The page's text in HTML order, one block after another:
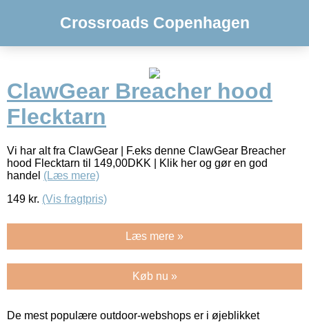
Crossroads Copenhagen
ClawGear Breacher hood
Flecktarn
Vi har alt fra ClawGear | F.eks denne ClawGear Breacher
hood Flecktarn til 149,00DKK | Klik her og gør en god
handel (Læs mere)
149 kr. (Vis fragtpris)
Læs mere »
Køb nu »
De mest populære outdoor-webshops er i øjeblikket